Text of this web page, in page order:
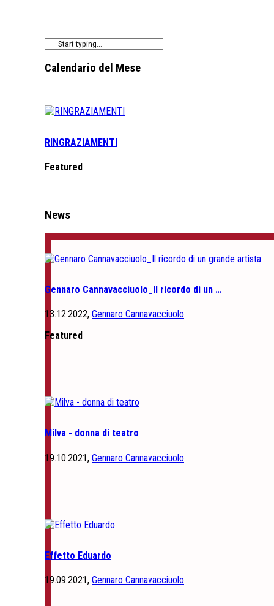
Calendario del Mese
RINGRAZIAMENTI
Featured
News
Gennaro Cannavacciuolo_Il ricordo di un …
13.12.2022, Gennaro Cannavacciuolo
Featured
Milva - donna di teatro
19.10.2021, Gennaro Cannavacciuolo
Effetto Eduardo
19.09.2021, Gennaro Cannavacciuolo